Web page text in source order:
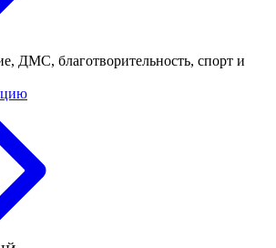
ДМС, благотворительность, спорт и